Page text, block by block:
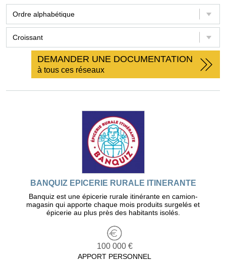
DEMANDER UNE DOCUMENTATION
à tous ces réseaux
BANQUIZ EPICERIE RURALE ITINERANTE
Banquiz est une épicerie rurale itinérante en camion-
magasin qui apporte chaque mois produits surgelés et
épicerie au plus près des habitants isolés.
100 000 €
APPORT PERSONNEL